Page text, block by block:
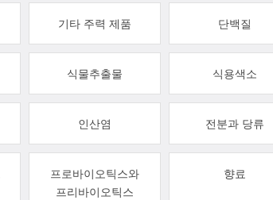
기타 주력 제품 단백질
식물추출물 식용색소
인산염 전분과 당류
프로바이오틱스와
프리바이오틱스
향료